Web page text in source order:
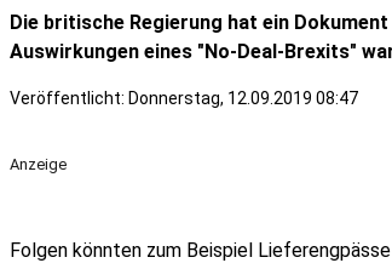
Die britische Regierung hat ein
Auswirkungen eines "No-Deal-Brexits"
Veröffentlicht: Donnerstag, 12.09.2019 08:47
Anzeige
Folgen könnten zum Beispiel